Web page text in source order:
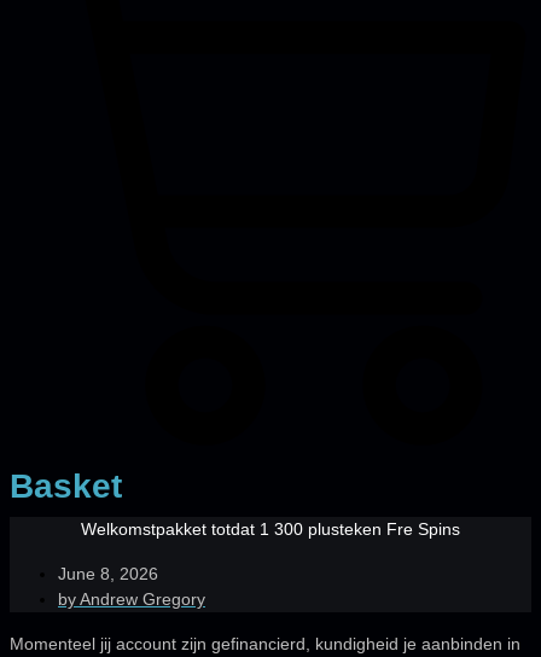
Basket
Welkomstpakket totdat 1 300 plusteken Fre Spins
June 8, 2026
byAndrew Gregory
Momenteel jij account zijn gefinancierd, kundigheid je aanbinden in